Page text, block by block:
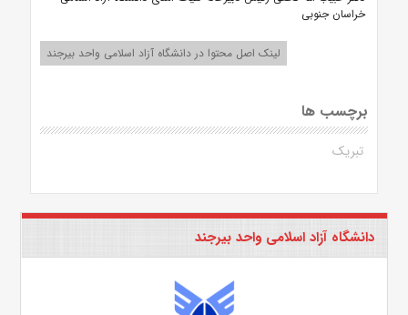
خراسان جنوبی
لینک اصل محتوا در دانشگاه آزاد اسلامی واحد بیرجند
برچسب ها
تبریک
دانشگاه آزاد اسلامی واحد بیرجند